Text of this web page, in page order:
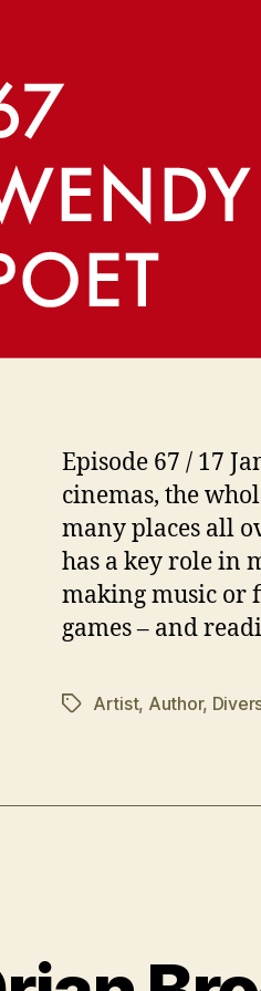
Episode 67 / 17
cinemas, the
many places all
has a key role in
making music or
games – and
Schlagwörter
Artist, Author,